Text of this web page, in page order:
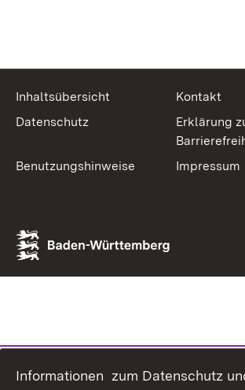
Inhaltsübersicht
Kontakt
Datenschutz
Erklärung
Benutzungshinweise
Impressum
Informationen zum Datenschutz